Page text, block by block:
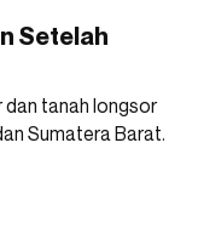
Setelah
tanah longsor
Sumatera Barat.